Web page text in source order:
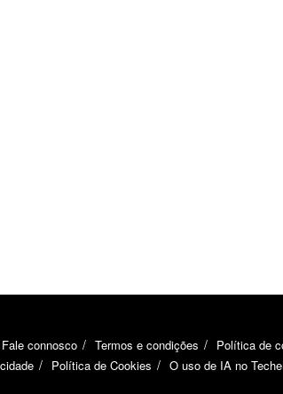
Fale connosco Termos e condições
Política de
Política de Cookies O uso de IA no